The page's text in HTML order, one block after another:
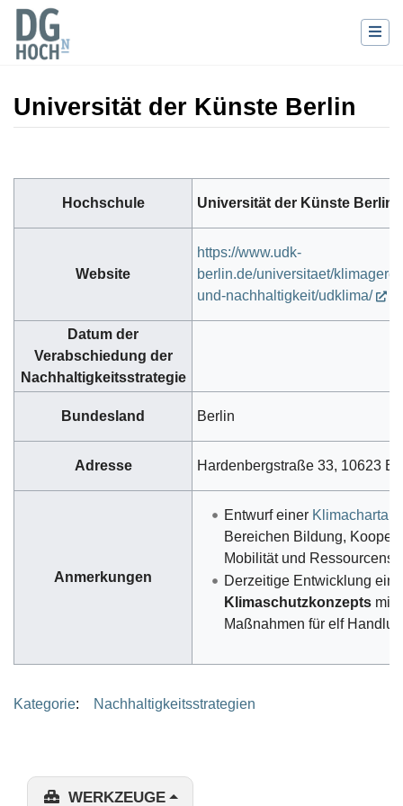
Universität der Künste Berlin
Hochschule Universität der Künste Berlin
Website
https://www.udk-
berlin.de/universitaet/
und-nachhaltigkeit/udklima/
Datum der
Verabschiedung der
Nachhaltigkeitsstrategie
Bundesland Berlin
Adresse Hardenbergstraße 33, 10623
Anmerkungen
Entwurf einer Klimacharta
Bereichen Bildung,
Mobilität und
Derzeitige Entwicklung
Klimaschutzkonzeptsmit
Maßnahmen für elf
Kategorie: Nachhaltigkeitsstrategien
WERKZEUGE